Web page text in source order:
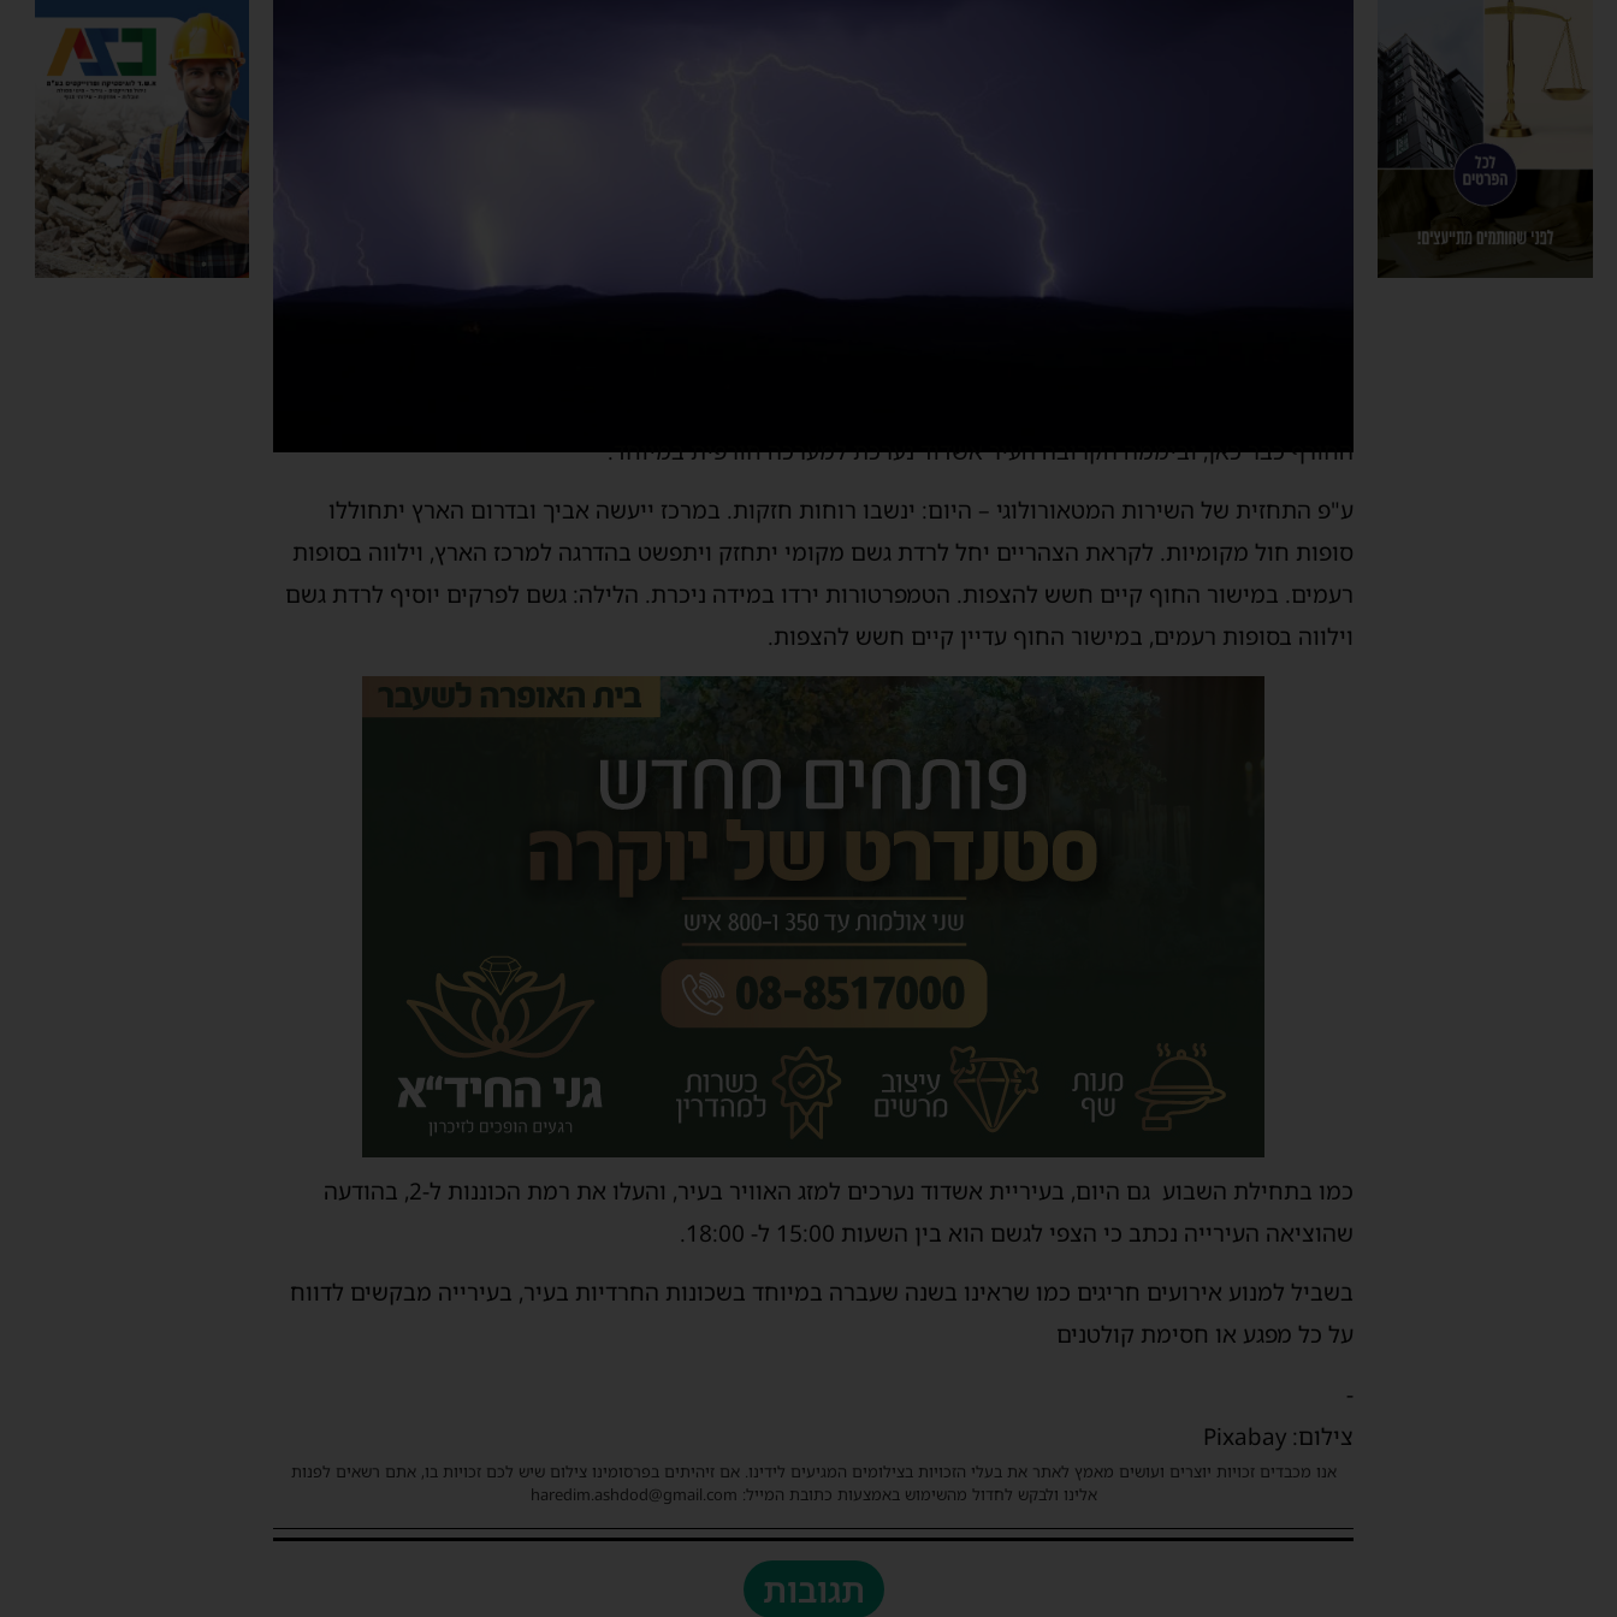
החורף כבר כאן, וביממה הקרובה העיר אשדוד נערכת למערכה חורפית במיוחד.
ע"פ התחזית של השירות המטאורולוגי – היום: ינשבו רוחות חזקות. במרכז ייעשה אביך ובדרום הארץ יתחוללו
סופות חול מקומיות. לקראת הצהריים יחל לרדת גשם מקומי יתחזק ויתפשט בהדרגה למרכז הארץ, וילווה בסופות
רעמים. במישור החוף קיים חשש להצפות. הטמפרטורות ירדו במידה ניכרת. הלילה: גשם לפרקים יוסיף לרדת גשם
וילווה בסופות רעמים, במישור החוף עדיין קיים חשש להצפות.
כמו בתחילת השבוע גם היום, בעיריית אשדוד נערכים למזג האוויר בעיר, והעלו את רמת הכוננות ל-2, בהודעה
שהוציאה העירייה נכתב כי הצפי לגשם הוא בין השעות 15:00 ל- 18:00.
בשביל למנוע אירועים חריגים כמו שראינו בשנה שעברה במיוחד בשכונות החרדיות בעיר, בעירייה מבקשים לדווח
על כל מפגע או חסימת קולטנים
-
צילום: Pixabay
אנו מכבדים זכויות יוצרים ועושים מאמץ לאתר את בעלי הזכויות בצילומים המגיעים לידינו. אם זיהיתים בפרסומינו צילום שיש לכם זכויות בו, אתם רשאים לפנות
אלינו ולבקש לחדול מהשימוש באמצעות כתובת המייל: haredim.ashdod@gmail.com
תגובות